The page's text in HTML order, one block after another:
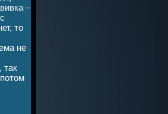
–
то
не
так